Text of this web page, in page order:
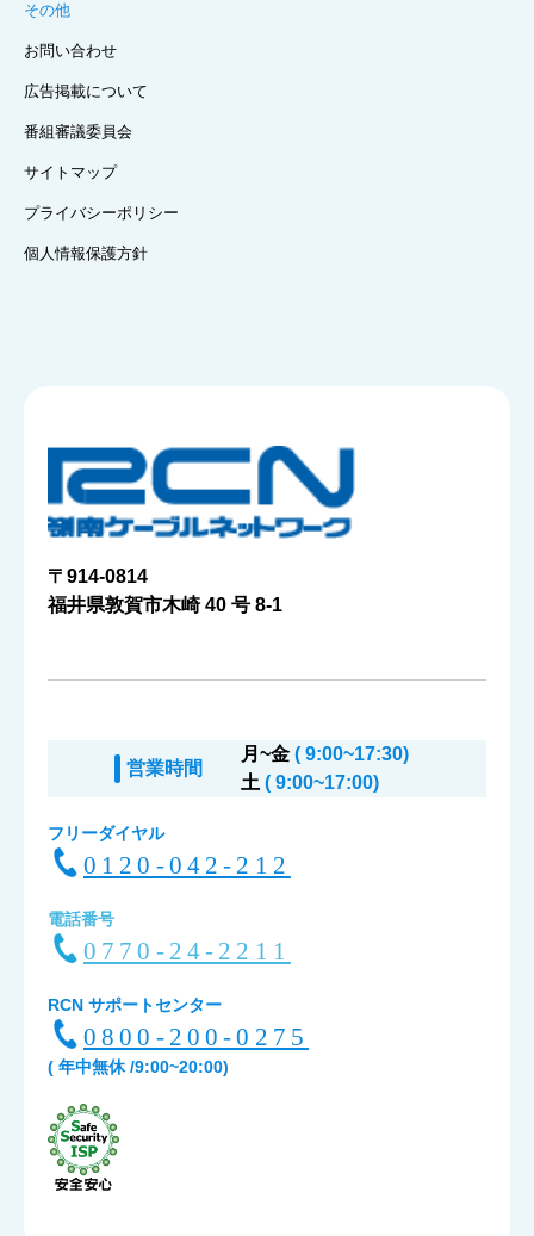
その他
お問い合わせ
広告掲載について
番組審議委員会
サイトマップ
プライバシーポリシー
個人情報保護方針
〒914-0814
福井県敦賀市木崎 40 号 8-1
営業時間
月~金 ( 9:00~17:30)
土 ( 9:00~17:00)
フリーダイヤル
0120-042-212
電話番号
0770-24-2211
RCN サポートセンター
0800-200-0275
( 年中無休 /9:00~20:00)